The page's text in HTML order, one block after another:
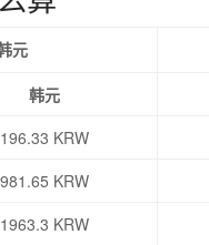
元
韩元
196.33 KRW
981.65 KRW
1963.3 KRW